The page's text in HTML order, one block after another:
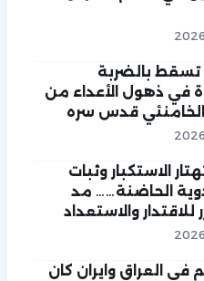
تسقط بالضربة
في ذهول الأعداء من
قدس سره
الاستكبار وثبات
الحاضنة…… مد
للاقتدار والاستعداد
في العراق وايران كان